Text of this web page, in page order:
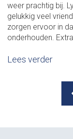
weer prachtig bij.
gelukkig veel
zorgen ervoor in
onderhouden.
Lees verder